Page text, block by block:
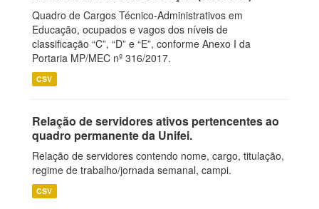
Quadro de Cargos Técnico-Administrativos em
Educação, ocupados e vagos dos níveis de
classificação “C”, “D” e “E”, conforme Anexo I da
Portaria MP/MEC nº 316/2017.
CSV
Relação de servidores ativos pertencentes ao
quadro permanente da Unifei.
Relação de servidores contendo nome, cargo, titulação,
regime de trabalho/jornada semanal, campi.
CSV